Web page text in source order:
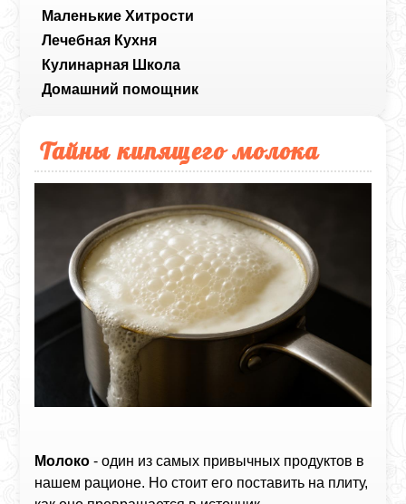
Маленькие Хитрости
Лечебная Кухня
Кулинарная Школа
Домашний помощник
Тайны кипящего молока
Молоко - один из самых привычных продуктов в
нашем рационе. Но стоит его поставить на плиту,